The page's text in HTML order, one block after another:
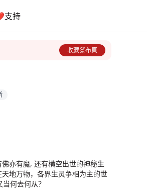
持
收藏發布頁
亦有魔, 还有横空出世的神秘生
地万物，各界生灵争相为主的世
何去何从？